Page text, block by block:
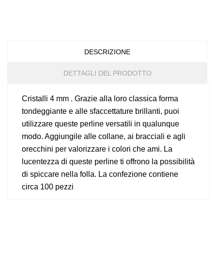
DESCRIZIONE
DETTAGLI DEL PRODOTTO
Cristalli 4 mm . Grazie alla loro classica forma
tondeggiante e alle sfaccettature brillanti, puoi
utilizzare queste perline versatili in qualunque
modo. Aggiungile alle collane, ai bracciali e agli
orecchini per valorizzare i colori che ami. La
lucentezza di queste perline ti offrono la possibilità
di spiccare nella folla. La confezione contiene
circa 100 pezzi